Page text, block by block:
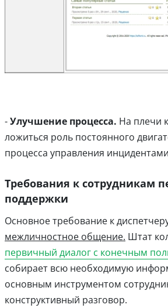
-Улучшение процесса. На плечи
ложиться роль постоянного
процесса управления
Требования к сотрудникам
поддержки
Основное требование к
межличностное общение. Штат
первичный диалог с конечным
собирает всю необходимую
основным инструментом
конструктивный разговор.